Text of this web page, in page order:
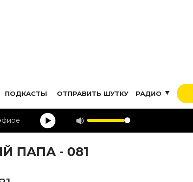
ПОДКАСТЫ ОТПРАВИТЬ ШУТКУ РАДИО
ПАПА - 081